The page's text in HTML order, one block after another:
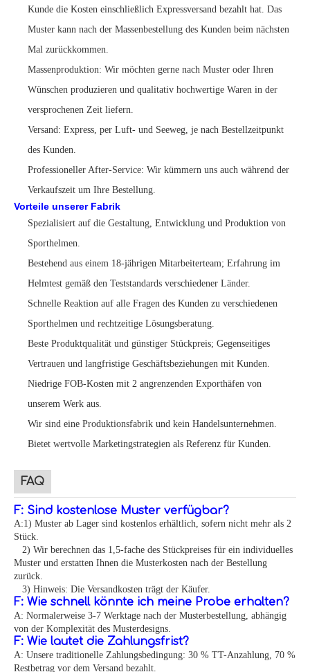
Kunde die Kosten einschließlich Expressversand bezahlt hat. Das
Muster kann nach der Massenbestellung des Kunden beim nächsten
Mal zurückkommen.
Massenproduktion: Wir möchten gerne nach Muster oder Ihren
Wünschen produzieren und qualitativ hochwertige Waren in der
versprochenen Zeit liefern.
Versand: Express, per Luft- und Seeweg, je nach Bestellzeitpunkt
des Kunden.
Professioneller After-Service: Wir kümmern uns auch während der
Verkaufszeit um Ihre Bestellung.
Vorteile unserer Fabrik
Spezialisiert auf die Gestaltung, Entwicklung und Produktion von
Sporthelmen.
Bestehend aus einem 18-jährigen Mitarbeiterteam; Erfahrung im
Helmtest gemäß den Teststandards verschiedener Länder.
Schnelle Reaktion auf alle Fragen des Kunden zu verschiedenen
Sporthelmen und rechtzeitige Lösungsberatung.
Beste Produktqualität und günstiger Stückpreis; Gegenseitiges
Vertrauen und langfristige Geschäftsbeziehungen mit Kunden.
Niedrige FOB-Kosten mit 2 angrenzenden Exporthäfen von
unserem Werk aus.
Wir sind eine Produktionsfabrik und kein Handelsunternehmen.
Bietet wertvolle Marketingstrategien als Referenz für Kunden.
FAQ
F: Sind kostenlose Muster verfügbar?
A:1) Muster ab Lager sind kostenlos erhältlich, sofern nicht mehr als 2
Stück.
2) Wir berechnen das 1,5-fache des Stückpreises für ein individuelles
Muster und erstatten Ihnen die Musterkosten nach der Bestellung
zurück.
3) Hinweis: Die Versandkosten trägt der Käufer.
F: Wie schnell könnte ich meine Probe erhalten?
A: Normalerweise 3-7 Werktage nach der Musterbestellung, abhängig
von der Komplexität des Musterdesigns.
F: Wie lautet die Zahlungsfrist?
A: Unsere traditionelle Zahlungsbedingung: 30 % TT-Anzahlung, 70 %
Restbetrag vor dem Versand bezahlt.